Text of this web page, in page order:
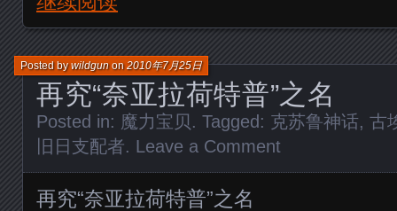
再究“奈亚拉荷特普”之名
Posted bywildgunon2010年7月25日
Posted in: 魔力宝贝 . Tagged: 克苏鲁神话, 古
旧日支配者. Leave a Comment
再究“奈亚拉荷特普”之名